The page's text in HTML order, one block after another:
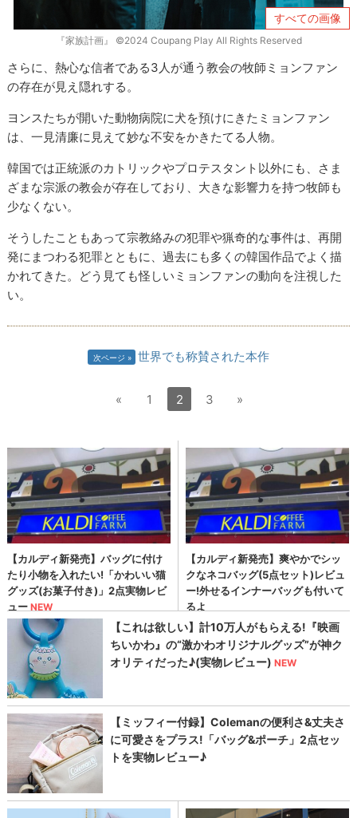
すべての画像
『家族計画』 ©2024 Coupang Play All Rights Reserved
さらに、熱心な信者である3人が通う教会の牧師ミョンファン
の存在が見え隠れする。
ヨンスたちが開いた動物病院に犬を預けにきたミョンファン
は、一見清廉に見えて妙な不安をかきたてる人物。
韓国では正統派のカトリックやプロテスタント以外にも、さま
ざまな宗派の教会が存在しており、大きな影響力を持つ牧師も
少なくない。
そうしたこともあって宗教絡みの犯罪や猟奇的な事件は、再開
発にまつわる犯罪とともに、過去にも多くの韓国作品でよく描
かれてきた。どう見ても怪しいミョンファンの動向を注視した
い。
次ページ 世界でも称賛された本作
« 1 2 3 »